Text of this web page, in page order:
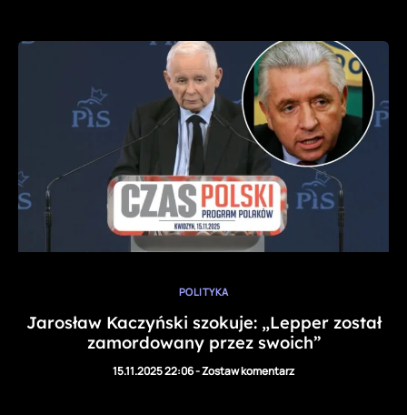
POLITYKA
Jarosław Kaczyński szokuje: „Lepper został
zamordowany przez swoich”
15.11.2025 22:06-Zostaw komentarz